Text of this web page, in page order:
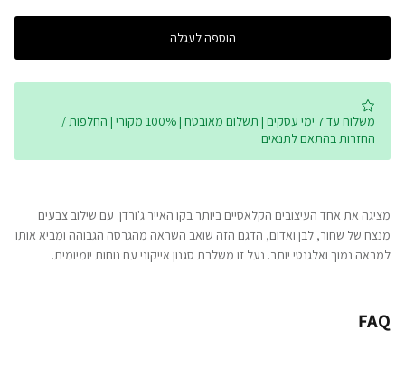
הוספה לעגלה
משלוח עד 7 ימי עסקים | תשלום מאובטח | 100% מקורי | החלפות /
החזרות בהתאם לתנאים
מציגה את אחד העיצובים הקלאסיים ביותר בקו האייר ג'ורדן. עם שילוב צבעים
מנצח של שחור, לבן ואדום, הדגם הזה שואב השראה מהגרסה הגבוהה ומביא אותו
למראה נמוך ואלגנטי יותר. נעל זו משלבת סגנון אייקוני עם נוחות יומיומית.
FAQ